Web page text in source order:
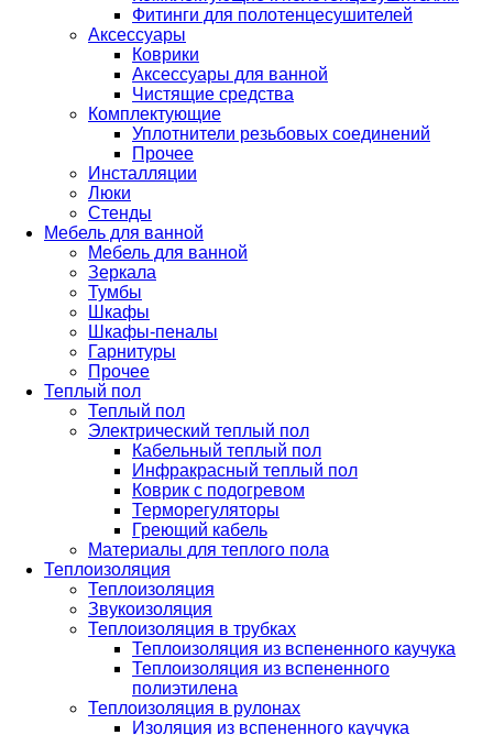
Фитинги для полотенцесушителей
Аксессуары
Коврики
Аксессуары для ванной
Чистящие средства
Комплектующие
Уплотнители резьбовых соединений
Прочее
Инсталляции
Люки
Стенды
Мебель для ванной
Мебель для ванной
Зеркала
Тумбы
Шкафы
Шкафы-пеналы
Гарнитуры
Прочее
Теплый пол
Теплый пол
Электрический теплый пол
Кабельный теплый пол
Инфракрасный теплый пол
Коврик с подогревом
Терморегуляторы
Греющий кабель
Материалы для теплого пола
Теплоизоляция
Теплоизоляция
Звукоизоляция
Теплоизоляция в трубках
Теплоизоляция из вспененного каучука
Теплоизоляция из вспененного
полиэтилена
Теплоизоляция в рулонах
Изоляция из вспененного каучука